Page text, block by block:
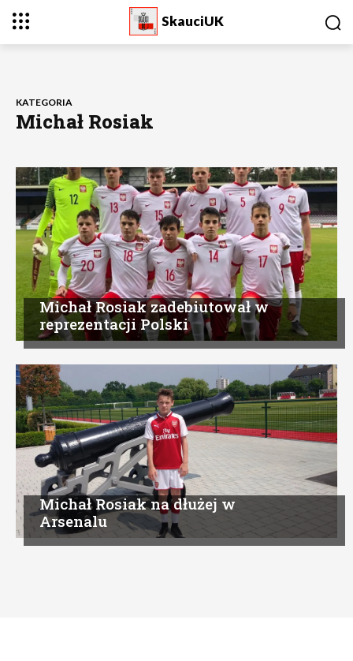
SkauciUK
KATEGORIA
Michał Rosiak
Michał Rosiak zadebiutował w
reprezentacji Polski
Michał Rosiak na dłużej w
Arsenalu